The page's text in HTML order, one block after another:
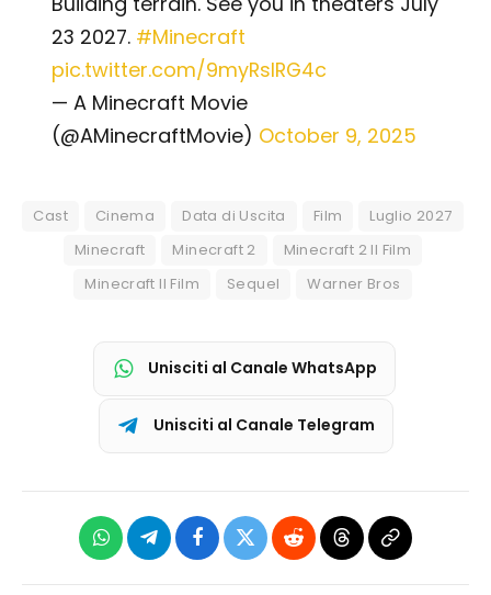
23 2027. #Minecraft
pic.twitter.com/9myRslRG4c
— A Minecraft Movie
(@AMinecraftMovie) October 9, 2025
Cast Cinema Data di Uscita Film
Luglio 2027
Minecraft
Minecraft 2
Minecraft 2 Il Film
Minecraft Il Film
Sequel Warner Bros
Unisciti al Canale WhatsApp
Unisciti al Canale Telegram
WhatsAppTelegramFacebook
X
RedditThreadsCopia